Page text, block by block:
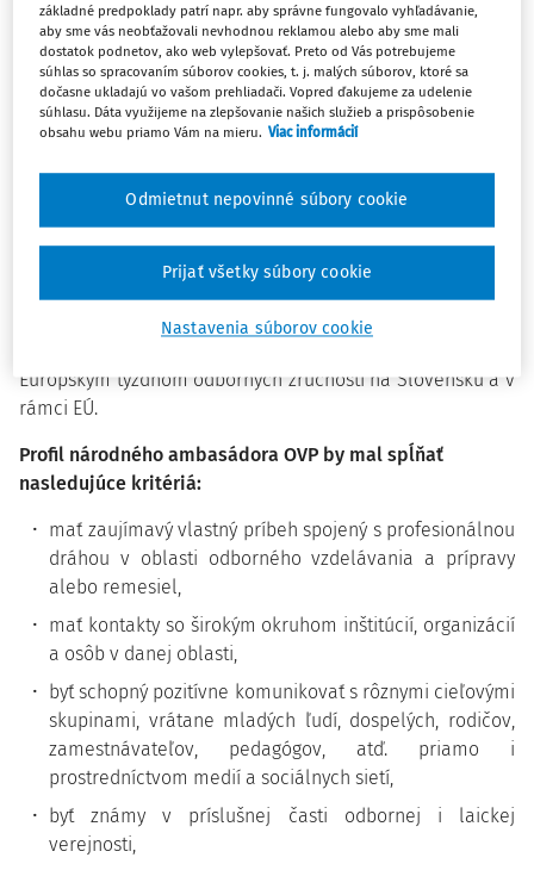
môžu prejaviť záujem o úlohu národného ambasádora
OVP písomne formou prihlášky do 30. mája 2018.
Rok 2018 je tretím rokom Európskeho týždňa odborných
členskými štátmi EÚ s cieľom zdôrazniť a podporiť význam
odborného vzdelávania a prípravy (OVP). Pri tejto
spolupráci s odborom celoživotného vzdelávania MŠVVaŠ
SR vyhlasuje výzvu na vytvorenie skupiny národných
ambasádorov OVP, úlohou ktorých bude podporovať
Európskym týždňom odborných zručností na Slovensku a v
rámci EÚ.
Profil národného ambasádora OVP by mal spĺňať
nasledujúce kritériá:
mať zaujímavý vlastný príbeh spojený s profesionálnou
dráhou v oblasti odborného vzdelávania a prípravy
alebo remesiel,
mať kontakty so širokým okruhom inštitúcií, organizácií
a osôb v danej oblasti,
byť schopný pozitívne komunikovať s rôznymi cieľovými
skupinami, vrátane mladých ľudí, dospelých, rodičov,
zamestnávateľov, pedagógov, atď. priamo i
prostredníctvom medií a sociálnych sietí,
byť známy v príslušnej časti odbornej i laickej
verejnosti,
základné predpoklady patrí napr. aby správne fungovalo vyhľadávanie,
aby sme vás neobťažovali nevhodnou reklamou alebo aby sme mali
dostatok podnetov, ako web vylepšovať. Preto od Vás potrebujeme
súhlas so spracovaním súborov cookies, t. j. malých súborov, ktoré sa
dočasne ukladajú vo vašom prehliadači. Vopred ďakujeme za udelenie
súhlasu. Dáta využijeme na zlepšovanie našich služieb a prispôsobenie
obsahu webu priamo Vám na mieru. Viac informácií
Nastavenia súborov cookie
Odmietnut nepovinné súbory cookie
Prijať všetky súbory cookie